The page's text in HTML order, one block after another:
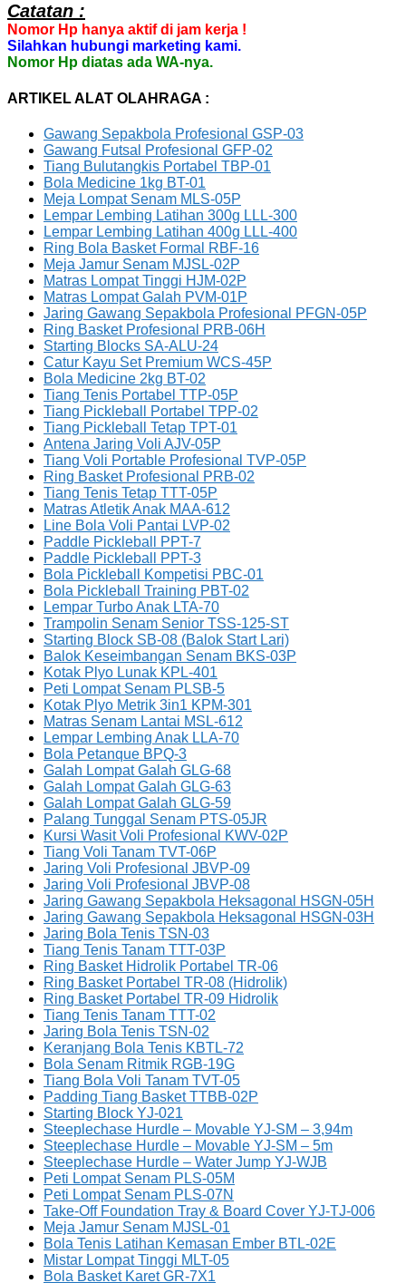
Catatan :
Nomor Hp hanya aktif di jam kerja !
Silahkan hubungi marketing kami.
Nomor Hp diatas ada WA-nya.
ARTIKEL ALAT OLAHRAGA :
Gawang Sepakbola Profesional GSP-03
Gawang Futsal Profesional GFP-02
Tiang Bulutangkis Portabel TBP-01
Bola Medicine 1kg BT-01
Meja Lompat Senam MLS-05P
Lempar Lembing Latihan 300g LLL-300
Lempar Lembing Latihan 400g LLL-400
Ring Bola Basket Formal RBF-16
Meja Jamur Senam MJSL-02P
Matras Lompat Tinggi HJM-02P
Matras Lompat Galah PVM-01P
Jaring Gawang Sepakbola Profesional PFGN-05P
Ring Basket Profesional PRB-06H
Starting Blocks SA-ALU-24
Catur Kayu Set Premium WCS-45P
Bola Medicine 2kg BT-02
Tiang Tenis Portabel TTP-05P
Tiang Pickleball Portabel TPP-02
Tiang Pickleball Tetap TPT-01
Antena Jaring Voli AJV-05P
Tiang Voli Portable Profesional TVP-05P
Ring Basket Profesional PRB-02
Tiang Tenis Tetap TTT-05P
Matras Atletik Anak MAA-612
Line Bola Voli Pantai LVP-02
Paddle Pickleball PPT-7
Paddle Pickleball PPT-3
Bola Pickleball Kompetisi PBC-01
Bola Pickleball Training PBT-02
Lempar Turbo Anak LTA-70
Trampolin Senam Senior TSS-125-ST
Starting Block SB-08 (Balok Start Lari)
Balok Keseimbangan Senam BKS-03P
Kotak Plyo Lunak KPL-401
Peti Lompat Senam PLSB-5
Kotak Plyo Metrik 3in1 KPM-301
Matras Senam Lantai MSL-612
Lempar Lembing Anak LLA-70
Bola Petanque BPQ-3
Galah Lompat Galah GLG-68
Galah Lompat Galah GLG-63
Galah Lompat Galah GLG-59
Palang Tunggal Senam PTS-05JR
Kursi Wasit Voli Profesional KWV-02P
Tiang Voli Tanam TVT-06P
Jaring Voli Profesional JBVP-09
Jaring Voli Profesional JBVP-08
Jaring Gawang Sepakbola Heksagonal HSGN-05H
Jaring Gawang Sepakbola Heksagonal HSGN-03H
Jaring Bola Tenis TSN-03
Tiang Tenis Tanam TTT-03P
Ring Basket Hidrolik Portabel TR-06
Ring Basket Portabel TR-08 (Hidrolik)
Ring Basket Portabel TR-09 Hidrolik
Tiang Tenis Tanam TTT-02
Jaring Bola Tenis TSN-02
Keranjang Bola Tenis KBTL-72
Bola Senam Ritmik RGB-19G
Tiang Bola Voli Tanam TVT-05
Padding Tiang Basket TTBB-02P
Starting Block YJ-021
Steeplechase Hurdle – Movable YJ-SM – 3,94m
Steeplechase Hurdle – Movable YJ-SM – 5m
Steeplechase Hurdle – Water Jump YJ-WJB
Peti Lompat Senam PLS-05M
Peti Lompat Senam PLS-07N
Take-Off Foundation Tray & Board Cover YJ-TJ-006
Meja Jamur Senam MJSL-01
Bola Tenis Latihan Kemasan Ember BTL-02E
Mistar Lompat Tinggi MLT-05
Bola Basket Karet GR-7X1